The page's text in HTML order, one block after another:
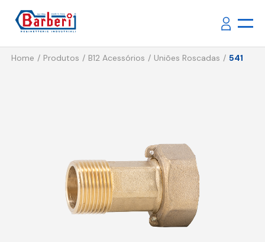
Home Produtos B12 Acessórios Uniões Roscadas 541